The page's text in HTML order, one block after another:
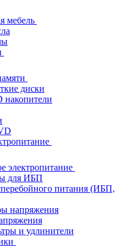
мебель
диски
накопители
электропитание
для ИБП
питания (ИБП,
напряжения
и удлинители